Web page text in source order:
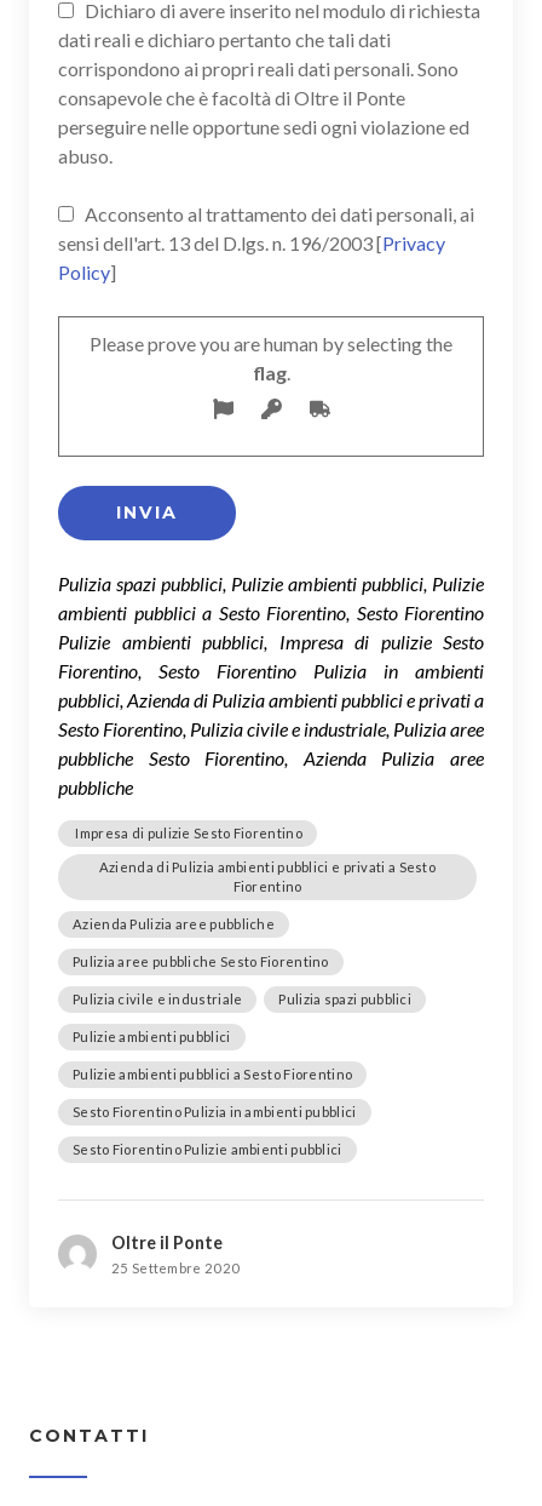
Dichiaro di avere inserito nel modulo di richiesta
dati reali e dichiaro pertanto che tali dati
corrispondono ai propri reali dati personali. Sono
consapevole che è facoltà di Oltre il Ponte
perseguire nelle opportune sedi ogni violazione ed
abuso.
Acconsento al trattamento dei dati personali, ai
sensi dell'art. 13 del D.lgs. n. 196/2003 [Privacy
Policy]
Please prove you are human by selecting the
flag.
Pulizia spazi pubblici, Pulizie ambienti pubblici, Pulizie
ambienti pubblici a Sesto Fiorentino, Sesto Fiorentino
Pulizie ambienti pubblici, Impresa di pulizie Sesto
Fiorentino, Sesto Fiorentino Pulizia in ambienti
pubblici, Azienda di Pulizia ambienti pubblici e privati a
Sesto Fiorentino, Pulizia civile e industriale, Pulizia aree
pubbliche Sesto Fiorentino, Azienda Pulizia aree
pubbliche
Impresa di pulizie Sesto Fiorentino
Azienda di Pulizia ambienti pubblici e privati a Sesto
Fiorentino
Azienda Pulizia aree pubbliche
Pulizia aree pubbliche Sesto Fiorentino
Pulizia civile e industriale Pulizia spazi pubblici
Pulizie ambienti pubblici
Pulizie ambienti pubblici a Sesto Fiorentino
Sesto Fiorentino Pulizia in ambienti pubblici
Sesto Fiorentino Pulizie ambienti pubblici
Oltre il Ponte
25 Settembre 2020
CONTATTI